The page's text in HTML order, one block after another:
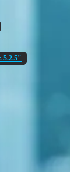
5.2.5"